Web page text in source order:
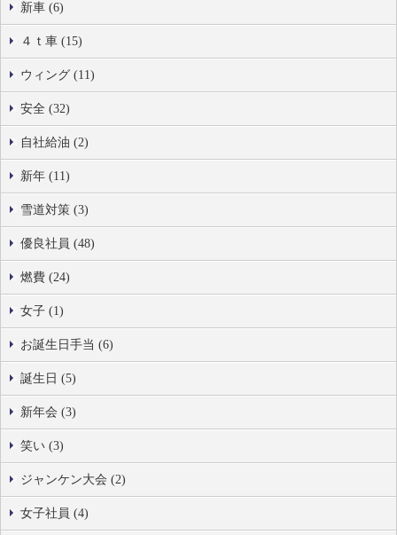
新車 (6)
４ｔ車 (15)
ウィング (11)
安全 (32)
自社給油 (2)
新年 (11)
雪道対策 (3)
優良社員 (48)
燃費 (24)
女子 (1)
お誕生日手当 (6)
誕生日 (5)
新年会 (3)
笑い (3)
ジャンケン大会 (2)
女子社員 (4)